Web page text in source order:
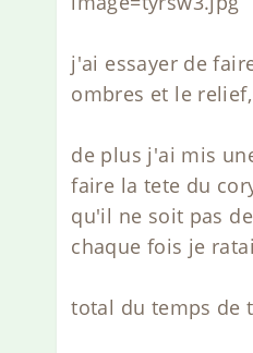
j'ai essayer de
ombres et le
de plus j'ai mis
faire la tete du
qu'il ne soit pas
chaque fois je
total du temps de